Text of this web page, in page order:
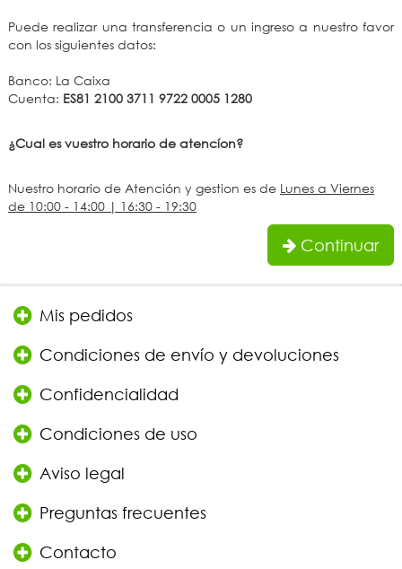
Puede realizar una transferencia o un ingreso a nuestro favor
con los siguientes datos:
Banco: La Caixa
Cuenta: ES81 2100 3711 9722 0005 1280
¿Cual es vuestro horario de atencíon?
Nuestro horario de Atención y gestion es de Lunes a Viernes
de 10:00 - 14:00 | 16:30 - 19:30
Continuar
Mis pedidos
Condiciones de envío y devoluciones
Confidencialidad
Condiciones de uso
Aviso legal
Preguntas frecuentes
Contacto